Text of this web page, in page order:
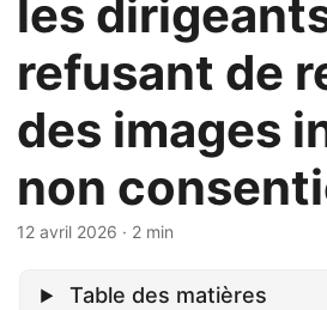
les
refusant de
des images
non
12 avril 2026 · 2 min
Table des matières